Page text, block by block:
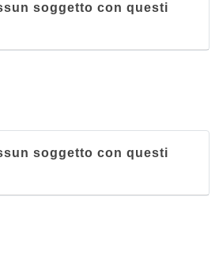
soggetto con questi
soggetto con questi